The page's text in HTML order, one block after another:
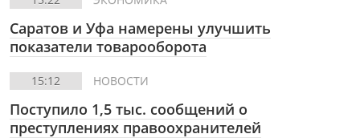
Саратов и Уфа намерены улучшить
показатели товарооборота
15:12 НОВОСТИ
Поступило 1,5 тыс. сообщений о
преступлениях правоохранителей